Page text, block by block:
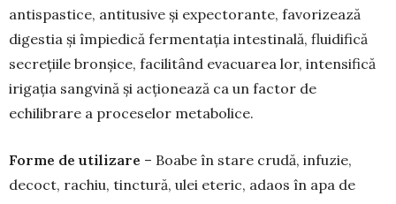
antispastice, antitusive și expectorante, favo­rizează
digestia și împiedică fermentația intesti­nală, fluidifică
secrețiile bronșice, facilitând eva­cua­rea lor, intensifică
irigația sangvină și acțio­nează ca un factor de
echilibrare a proceselor me­tabolice.
Forme de utilizare – Boabe în stare crudă, infuzie,
decoct, rachiu, tinctură, ulei eteric, adaos în apa de